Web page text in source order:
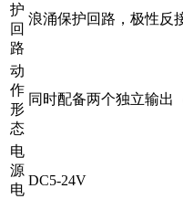
护
回
路
浪涌保护回路，极性反
动
作
形
态
同时配备两个独立输出
电
源
电
DC5-24V